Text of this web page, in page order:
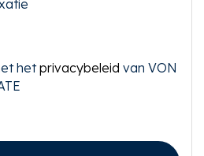
STREET IN THE POPULAR BAARSJES
located on the second floor of a charming
was made on time.
hetprivacybeleid van VON